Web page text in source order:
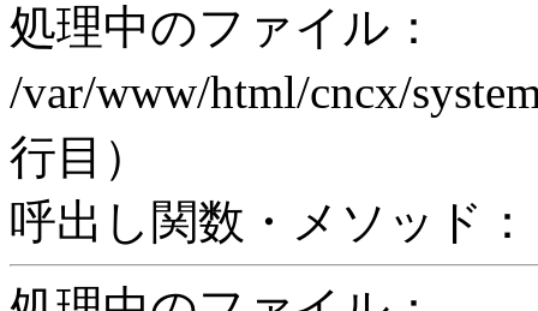
処理中のファイル：
/var/www/html/cncx/
行目）
呼出し関数・メソッド：